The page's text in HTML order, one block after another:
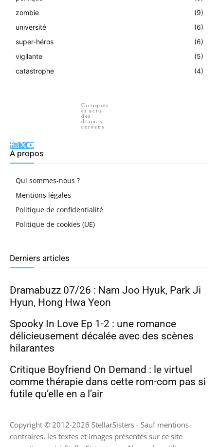
zombie
(9)
université
(6)
super-héros
(6)
vigilante
(5)
catastrophe
(4)
Critiques
et actu
des
dramas
coréens
A propos
Qui sommes-nous ?
Mentions légales
Politique de confidentialité
Politique de cookies (UE)
Derniers articles
Dramabuzz 07/26 : Nam Joo Hyuk, Park Ji
Hyun, Hong Hwa Yeon
Spooky In Love Ep 1-2 : une romance
délicieusement décalée avec des scènes
hilarantes
Critique Boyfriend On Demand : le virtuel
comme thérapie dans cette rom-com pas si
futile qu’elle en a l’air
Copyright © 2012-2026 StellarSisters - Sauf mentions
contraires, les textes et images présentés sur ce site